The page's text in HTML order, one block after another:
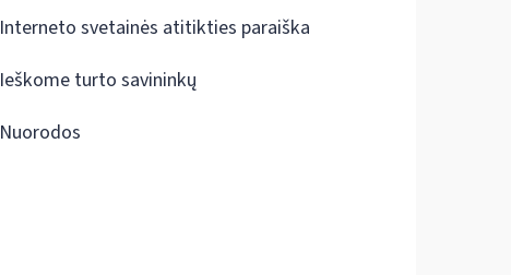
Interneto svetainės atitikties paraiška
Ieškome turto savininkų
Nuorodos